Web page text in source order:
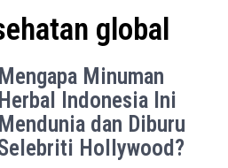
global
Mengapa Minuman
Herbal Indonesia Ini
Mendunia dan Diburu
Hollywood?